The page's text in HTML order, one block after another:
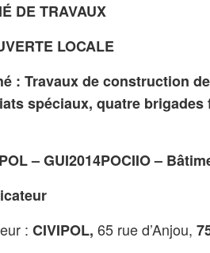
DE TRAVAUX
LOCALE
: Travaux de construction
spéciaux, quatre
– GUI2014POCIIO –
: CIVIPOL, 65 rue d’Anjou,